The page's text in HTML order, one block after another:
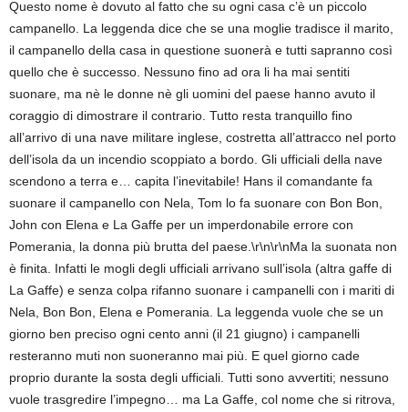
Questo nome è dovuto al fatto che su ogni casa c’è un piccolo
campanello. La leggenda dice che se una moglie tradisce il marito,
il campanello della casa in questione suonerà e tutti sapranno così
quello che è successo. Nessuno fino ad ora li ha mai sentiti
suonare, ma nè le donne nè gli uomini del paese hanno avuto il
coraggio di dimostrare il contrario. Tutto resta tranquillo fino
all’arrivo di una nave militare inglese, costretta all’attracco nel porto
dell’isola da un incendio scoppiato a bordo. Gli ufficiali della nave
scendono a terra e… capita l’inevitabile! Hans il comandante fa
suonare il campanello con Nela, Tom lo fa suonare con Bon Bon,
John con Elena e La Gaffe per un imperdonabile errore con
Pomerania, la donna più brutta del paese.\r\n\r\nMa la suonata non
è finita. Infatti le mogli degli ufficiali arrivano sull’isola (altra gaffe di
La Gaffe) e senza colpa rifanno suonare i campanelli con i mariti di
Nela, Bon Bon, Elena e Pomerania. La leggenda vuole che se un
giorno ben preciso ogni cento anni (il 21 giugno) i campanelli
resteranno muti non suoneranno mai più. E quel giorno cade
proprio durante la sosta degli ufficiali. Tutti sono avvertiti; nessuno
vuole trasgredire l’impegno… ma La Gaffe, col nome che si ritrova,